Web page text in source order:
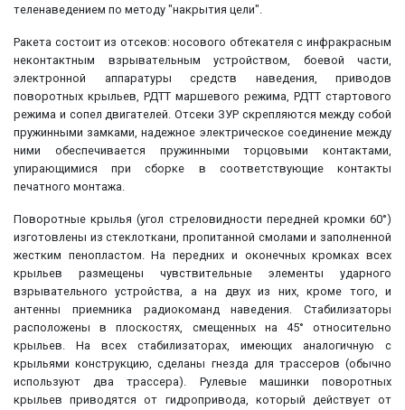
теленаведением по методу "накрытия цели".
Ракета состоит из отсеков: носового обтекателя с инфракрасным
неконтактным взрывательным устройством, боевой части,
электронной аппаратуры средств наведения, приводов
поворотных крыльев, РДТТ маршевого режима, РДТТ стартового
режима и сопел двигателей. Отсеки ЗУР скрепляются между собой
пружинными замками, надежное электрическое соединение между
ними обеспечивается пружинными торцовыми контактами,
упирающимися при сборке в соответствующие контакты
печатного монтажа.
Поворотные крылья (угол стреловидности передней кромки 60°)
изготовлены из стеклоткани, пропитанной смолами и заполненной
жестким пенопластом. На передних и оконечных кромках всех
крыльев размещены чувствительные элементы ударного
взрывательного устройства, а на двух из них, кроме того, и
антенны приемника радиокоманд наведения. Стабилизаторы
расположены в плоскостях, смещенных на 45° относительно
крыльев. На всех стабилизаторах, имеющих аналогичную с
крыльями конструкцию, сделаны гнезда для трассеров (обычно
используют два трассера). Рулевые машинки поворотных
крыльев приводятся от гидропривода, который действует от